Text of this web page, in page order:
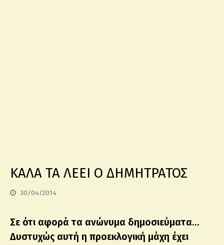
ΚΑΛΑ ΤΑ ΛΕΕΙ Ο ΔΗΜΗΤΡΑΤΟΣ
30/04/2014
Σε ότι αφορά τα ανώνυμα δημοσιεύματα…
Δυστυχώς αυτή η προεκλογική μάχη έχει